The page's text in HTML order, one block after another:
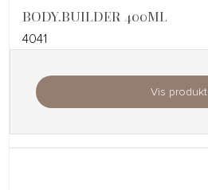
BODY.BUILDER 400ML
4041
Vis produkt